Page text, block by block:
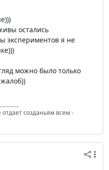
остались
экспериментов я не
можно было только
созданьям всем -